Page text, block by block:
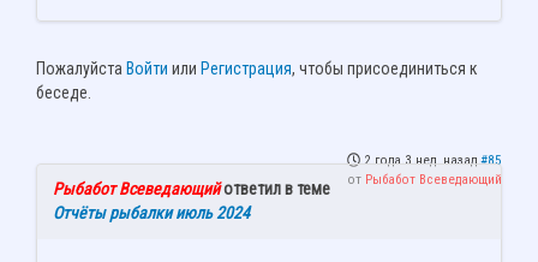
Пожалуйста Войти или Регистрация, чтобы присоединиться к
беседе.
2 года 3 нед. назад #85
от Рыбабот Всеведающий
Рыбабот Всеведающийответил в теме
Отчёты рыбалки июль 2024